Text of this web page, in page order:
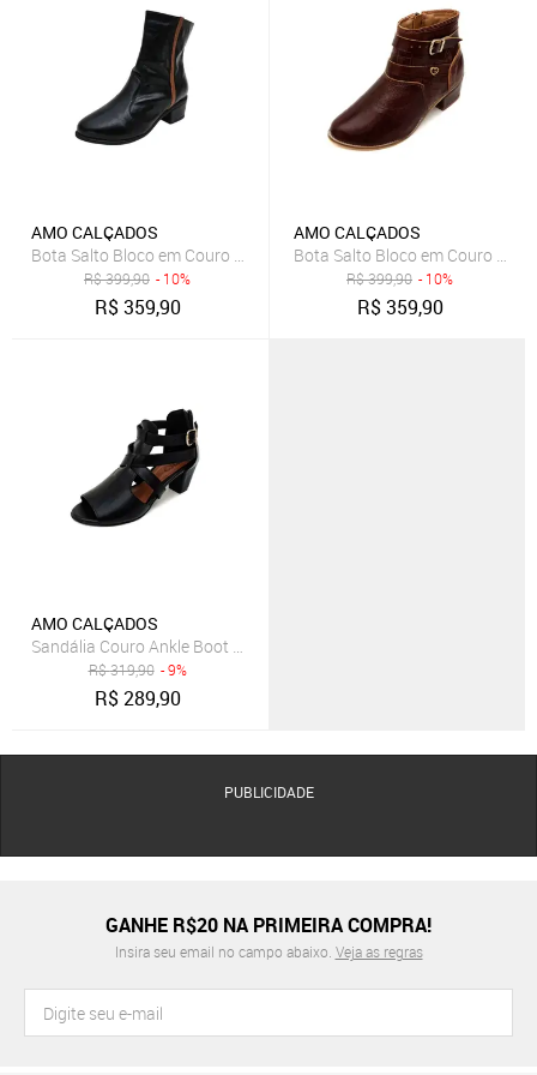
AMO CALÇADOS
Bota Salto Bloco em Couro Ava Preta com Amêndoa - Amo Calçados
R$399,90 - 10%
R$359,90
AMO CALÇADOS
Bota Salto Bloco em Couro
R$399,90 - 10%
R$359,90
AMO CALÇADOS
Sandália Couro Ankle Boot Amo Calçados Sophia Preta
R$319,90 - 9%
R$289,90
PUBLICIDADE
GANHE R$20 NA PRIMEIRA COMPRA!
Insira seu email no campo abaixo. Veja as regras